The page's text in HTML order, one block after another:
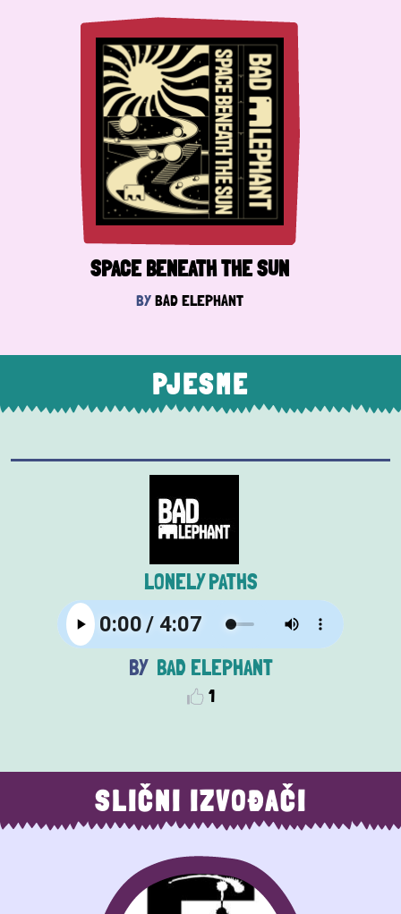
SPACE BENEATH THE SUN
BYBAD ELEPHANT
PJESME
LONELY PATHS
BAD ELEPHANT
1
SLIČNI IZVOĐAČI